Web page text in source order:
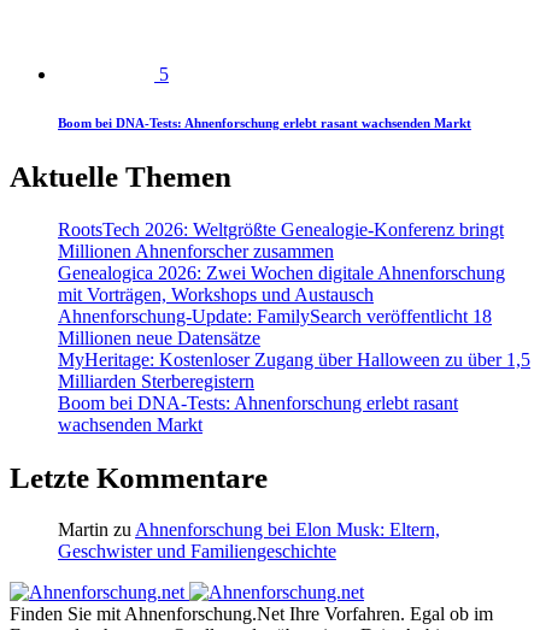
5
Boom bei DNA-Tests: Ahnenforschung erlebt rasant wachsenden Markt
Aktuelle Themen
RootsTech 2026: Weltgrößte Genealogie-Konferenz bringt
Millionen Ahnenforscher zusammen
Genealogica 2026: Zwei Wochen digitale Ahnenforschung
mit Vorträgen, Workshops und Austausch
Ahnenforschung-Update: FamilySearch veröffentlicht 18
Millionen neue Datensätze
MyHeritage: Kostenloser Zugang über Halloween zu über 1,5
Milliarden Sterberegistern
Boom bei DNA-Tests: Ahnenforschung erlebt rasant
wachsenden Markt
Letzte Kommentare
Martin zuAhnenforschung bei Elon Musk: Eltern,
Geschwister und Familiengeschichte
Finden Sie mit Ahnenforschung.Net Ihre Vorfahren. Egal ob im